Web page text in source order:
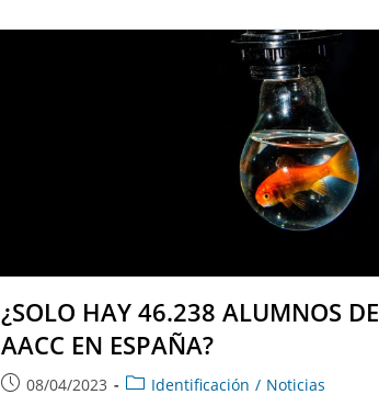
¿SOLO HAY 46.238 ALUMNOS DE
AACC EN ESPAÑA?
08/04/2023 Identificación / Noticias